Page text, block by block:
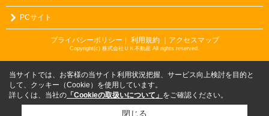
PCサイト
プライバシーポリシー 利用規約 ｜アクセスマップ
Copyright(c) 株式会社ＵＫ不動産 All rights reserved.
当サイトでは、お客様の当サイト利用状況把握、サービス向上検討を目的と
して、クッキー（Cookie）を使用しています。
詳しくは、当社の 「Cookieの取扱いについて」 をご確認ください。
閉じる